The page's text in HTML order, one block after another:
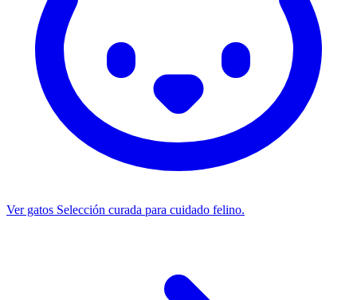
Ver gatos Selección curada para cuidado felino.